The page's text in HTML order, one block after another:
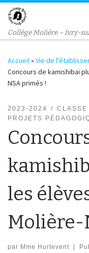
Passer au contenu
Collège Molière – Ivry-
Accueil »Vie de
Concours de kamishibaï
NSA primés !
2023-2024
CLASSE
PROJETS
les
Molière-
par Mme Hurtevent |